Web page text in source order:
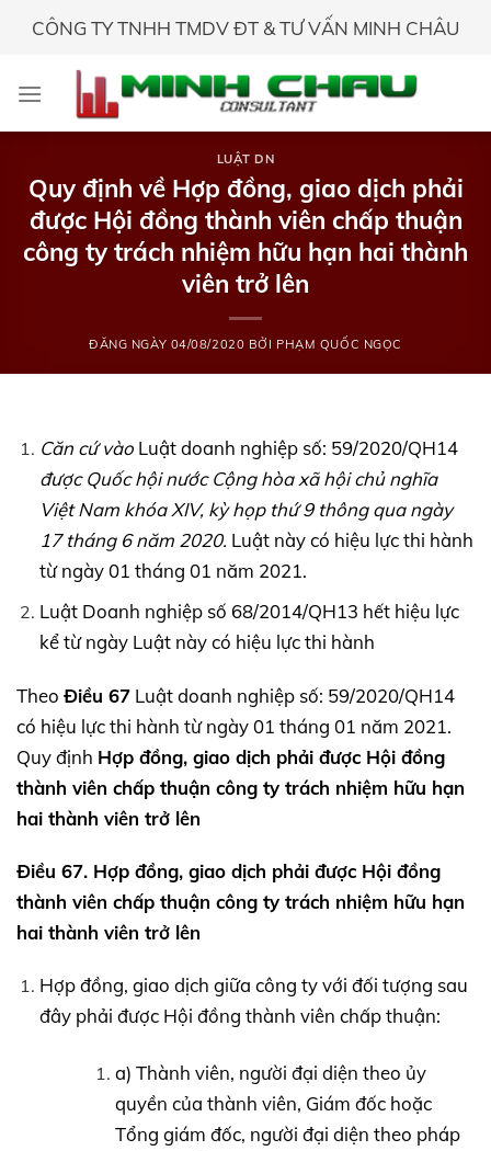
CÔNG TY TNHH TMDV ĐT & TƯ VẤN MINH CHÂU
LUẬT DN
Quy định về Hợp đồng, giao dịch phải
được Hội đồng thành viên chấp thuận
công ty trách nhiệm hữu hạn hai thành
viên trở lên
ĐĂNG NGÀY 04/08/2020 BỞI PHẠM QUỐC NGỌC
Căn cứ vào Luật doanh nghiệp số: 59/2020/QH14
được Quốc hội nước Cộng hòa xã hội chủ nghĩa
Việt Nam khóaXIV, kỳ họp thứ 9 thông qua ngày
17 tháng 6 năm 2020.Luật này có hiệu lực thi hành
từ ngày 01 tháng 01 năm 2021.
Luật Doanh nghiệp số 68/2014/QH13 hết hiệu lực
kể từ ngày Luật này có hiệu lực thi hành
Theo Điều 67 Luật doanh nghiệp số: 59/2020/QH14
có hiệu lực thi hành từ ngày 01 tháng 01 năm 2021.
Quy định Hợp đồng, giao dịch phải được Hội đồng
thành viên chấp thuận công ty trách nhiệm hữu hạn
hai thành viên trở lên
Điều 67. Hợp đồng, giao dịch phải được Hội đồng
thành viên chấp thuận công ty trách nhiệm hữu hạn
hai thành viên trở lên
Hợp đồng, giao dịch giữa công ty với đối tượng sau
đây phải được Hội đồng thành viên chấp thuận:
a) Thành viên, người đại diện theo ủy
quyền của thành viên, Giám đốc hoặc
Tổng giám đốc, người đại diện theo pháp